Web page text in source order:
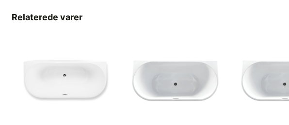
Relaterede varer